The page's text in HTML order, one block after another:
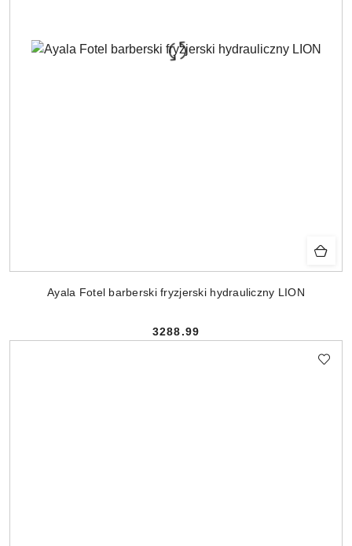
Ayala Fotel barberski fryzjerski hydrauliczny LION
Cena:
3288.99